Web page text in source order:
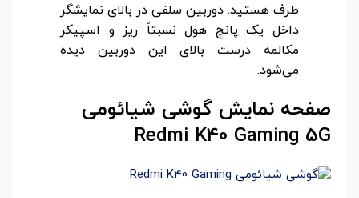
طرف هستید. دوربین سلفی در بالای نمایشگر
داخل یک پانچ هول نسبتاً ریز و اسپیکر
مکالمه درست بالای این دوربین دیده
می‌شود.
صفحه نمایش گوشی شیائومی
Redmi K40 Gaming 5G